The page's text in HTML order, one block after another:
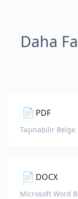
Daha
📄 PDF
Taşınabilir Belge
📄 DOCX
Microsoft Word